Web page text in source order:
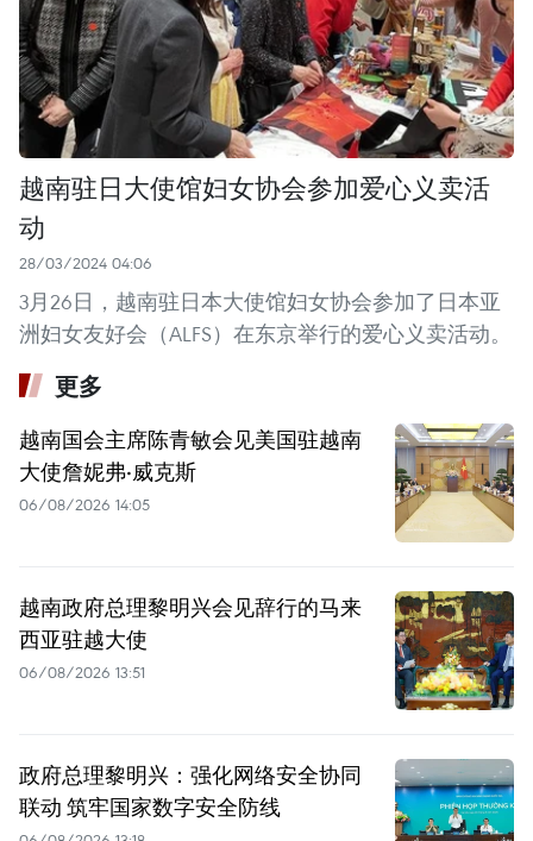
越南驻日大使馆妇女协会参加爱心义卖活
动
28/03/2024 04:06
3月26日，越南驻日本大使馆妇女协会参加了日本亚
洲妇女友好会（ALFS）在东京举行的爱心义卖活动。
更多
越南国会主席陈青敏会见美国驻越南
大使詹妮弗·威克斯
06/08/2026 14:05
越南政府总理黎明兴会见辞行的马来
西亚驻越大使
06/08/2026 13:51
政府总理黎明兴：强化网络安全协同
联动 筑牢国家数字安全防线